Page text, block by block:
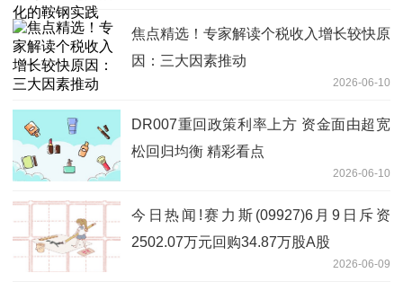
焦点精选！专家解读个税收入增长较快原
因：三大因素推动
2026-06-10
DR007重回政策利率上方 资金面由超宽
松回归均衡 精彩看点
2026-06-10
今日热闻!赛力斯(09927)6月9日斥资
2502.07万元回购34.87万股A股
2026-06-09